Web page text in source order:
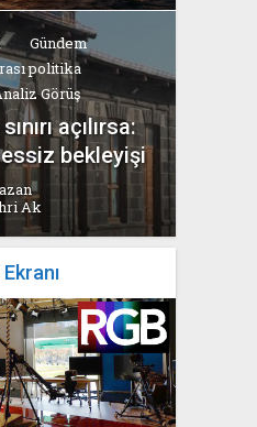
Gündem
politika
Görüş
açılırsa:
bekleyişi
Ak
Ekranı